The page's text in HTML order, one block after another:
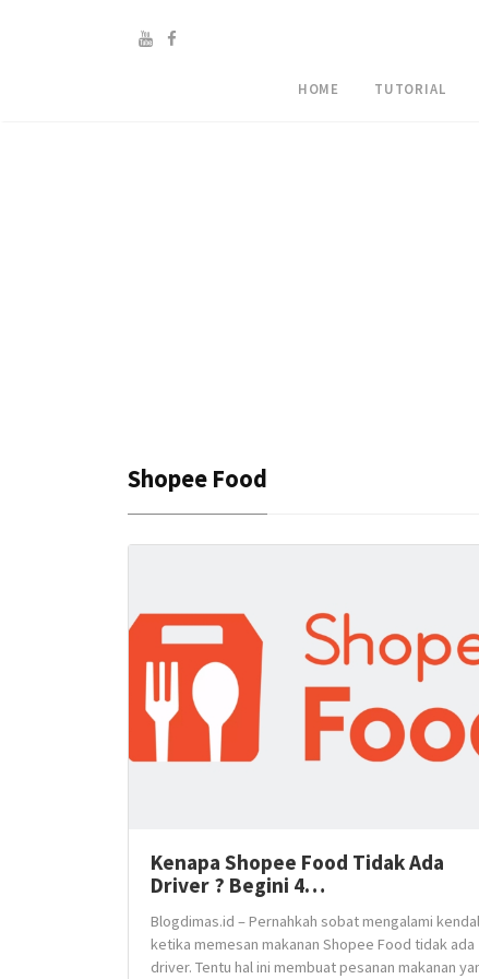
HOME TUTORIAL
Shopee Food
Kenapa Shopee Food Tidak Ada
Driver ? Begini 4…
Blogdimas.id – Pernahkah sobat mengalami
ketika memesan makanan Shopee Food tidak ada
driver. Tentu hal ini membuat pesanan makanan